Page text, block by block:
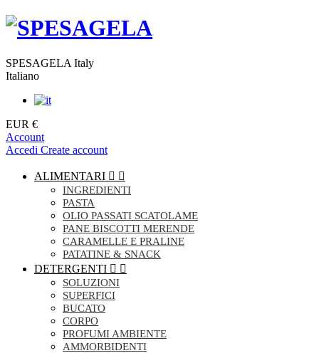
SPESAGELA Italy
Italiano
EUR €
Account
Accedi Create account
ALIMENTARI  
INGREDIENTI
PASTA
OLIO PASSATI SCATOLAME
PANE BISCOTTI MERENDE
CARAMELLE E PRALINE
PATATINE & SNACK
DETERGENTI  
SOLUZIONI
SUPERFICI
BUCATO
CORPO
PROFUMI AMBIENTE
AMMORBIDENTI